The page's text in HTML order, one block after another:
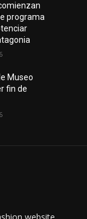
programa
Museo
fin de